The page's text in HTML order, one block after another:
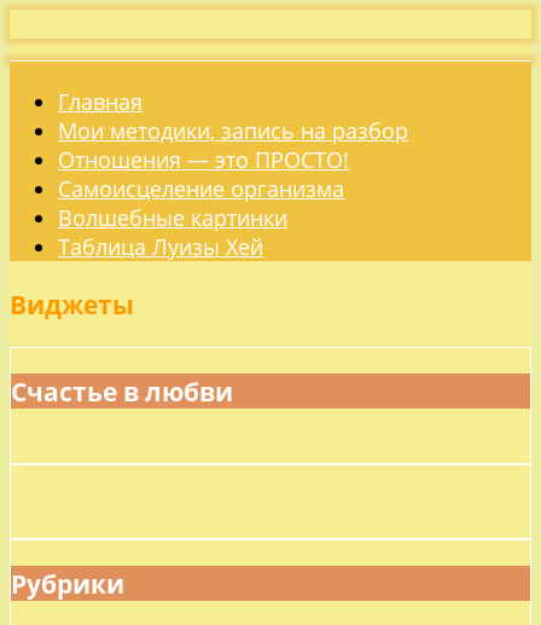
Главная
Мои методики, запись на разбор
Отношения — это ПРОСТО!
Самоисцеление организма
Волшебные картинки
Таблица Луизы Хей
Виджеты
Счастье в любви
Рубрики